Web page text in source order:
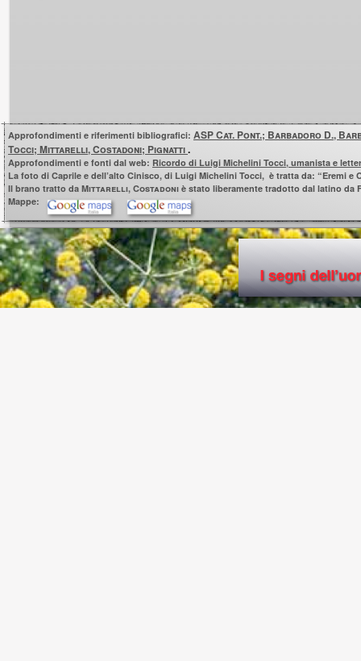
Approfondimenti e riferimenti bibliografici: ASPCat. Pont.; Barbadoro D., B
Tocci; Mittarelli, Costadoni; Pignatti.
Approfondimenti e fonti dal web: Ricordo di Luigi Michelini Tocci, umanista e
La foto di Caprile e dell’alto Cinisco, di Luigi Michelini Tocci, è tratta da: “Eremi e
Il brano tratto da Mittarelli, Costadoni è stato liberamente tradotto dal latino da
Mappe: